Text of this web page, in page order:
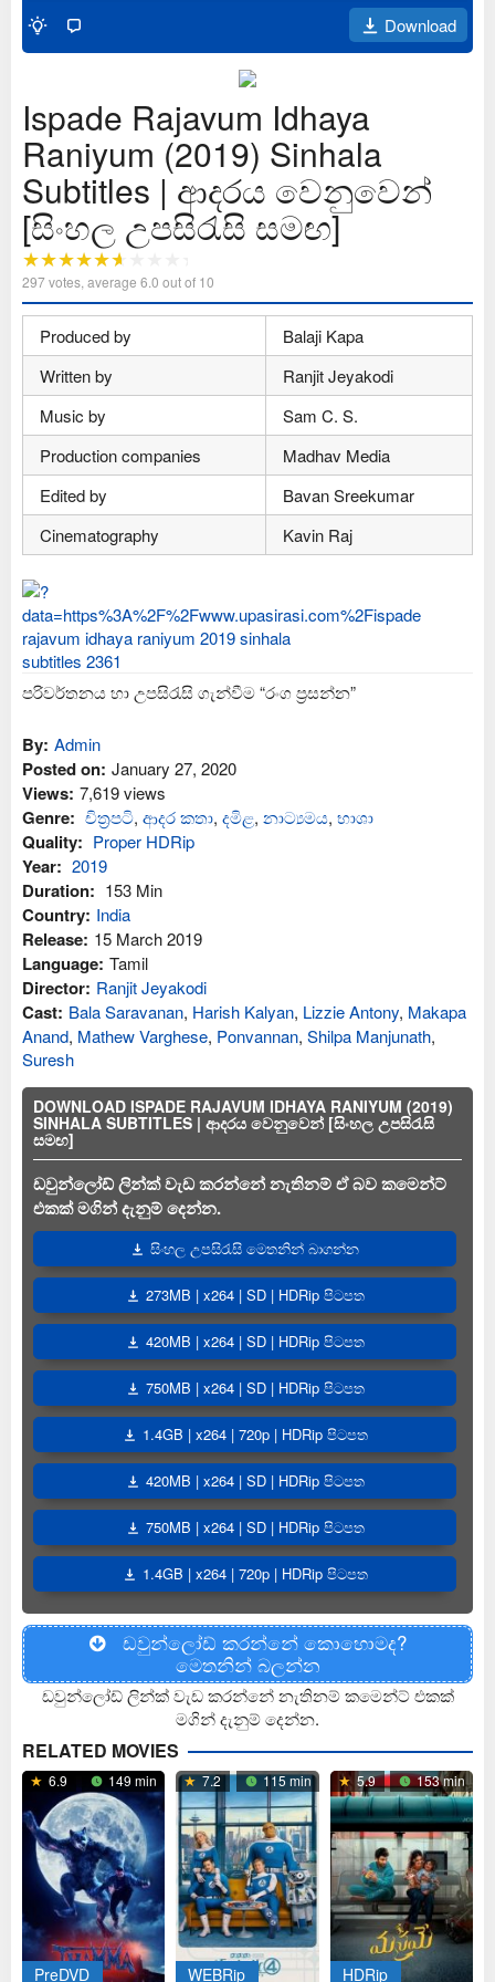
Download
Ispade Rajavum Idhaya
Raniyum (2019) Sinhala
Subtitles | ආදරය වෙනුවෙන්
[සිංහල උපසිරැසි සමඟ]
297votes, average 6.0 out of 10
Produced by
Balaji Kapa
Written by
Ranjit Jeyakodi
Music by
Sam C. S.
Production companies
Madhav Media
Edited by
Bavan Sreekumar
Cinematography
Kavin Raj
පරිවර්තනය හා උපසිරැසි ගැන්වීම “රංග ප්‍රසන්න”
By: Admin
Posted on: January 27, 2020
Views: 7,619 views
Genre: චිත්‍රපටි, ආද‍ර කතා, දමිළ, නාට්‍යමය, භාශා
Quality: Proper HDRip
Year: 2019
Duration: 153 Min
Country: India
Release: 15 March 2019
Language: Tamil
Director: Ranjit Jeyakodi
Cast: Bala Saravanan, Harish Kalyan, Lizzie Antony, Makapa
Anand, Mathew Varghese, Ponvannan, Shilpa Manjunath,
Suresh
DOWNLOAD ISPADE RAJAVUM IDHAYA RANIYUM (2019)
SINHALA SUBTITLES | ආදරය වෙනුවෙන් [සිංහල උපසිරැසි
සමඟ]
ඩවුන්ලෝඩ් ලින්ක් වැඩ කරන්නේ නැතිනම් ඒ බව කමෙන්ට්
එකක් මගින් දැනුම් දෙන්න.
සිංහල උපසිරැසි මෙතනින් බාගන්න
273MB | x264 | SD | HDRip පිටපත
420MB | x264 | SD | HDRip පිටපත
750MB | x264 | SD | HDRip පිටපත
1.4GB | x264 | 720p | HDRip පිටපත
420MB | x264 | SD | HDRip පිටපත
750MB | x264 | SD | HDRip පිටපත
1.4GB | x264 | 720p | HDRip පිටපත
ඩවුන්ලෝඩ් කරන්නේ කොහොමද?
මෙතනින් බලන්න
ඩවුන්ලෝඩ් ලින්ක් වැඩ කරන්නේ නැතිනම් කමෙන්ට් එකක්
මගින් දැනුම් දෙන්න.
RELATED MOVIES
6.9 149 min
PreDVD
7.2 115 min
WEBRip
5.9 153 min
HDRip